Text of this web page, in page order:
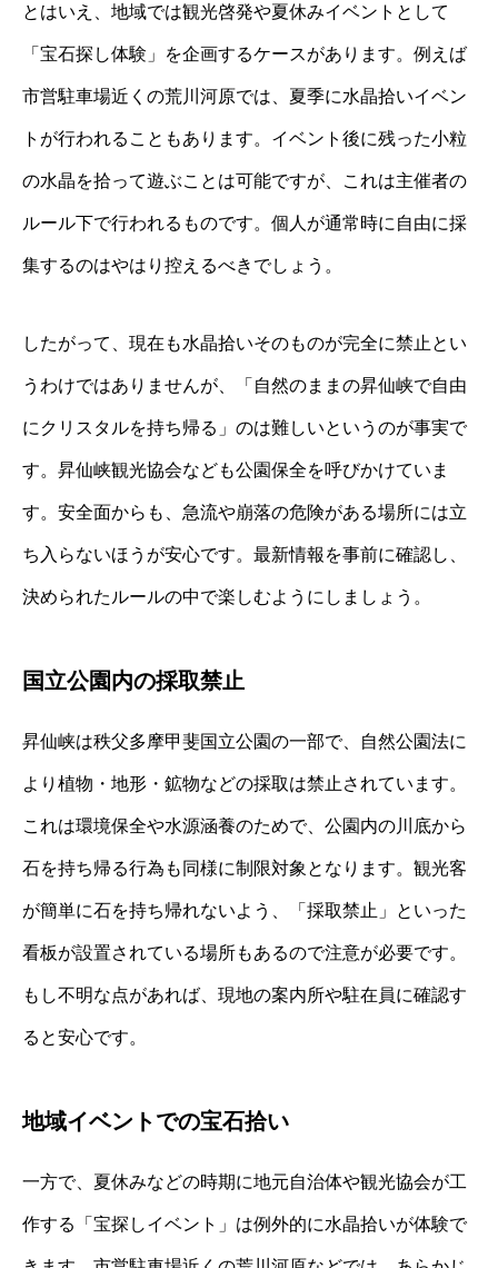
とはいえ、地域では観光啓発や夏休みイベントとして
「宝石探し体験」を企画するケースがあります。例えば
市営駐車場近くの荒川河原では、夏季に水晶拾いイベン
トが行われることもあります。イベント後に残った小粒
の水晶を拾って遊ぶことは可能ですが、これは主催者の
ルール下で行われるものです。個人が通常時に自由に採
集するのはやはり控えるべきでしょう。
したがって、現在も水晶拾いそのものが完全に禁止とい
うわけではありませんが、「自然のままの昇仙峡で自由
にクリスタルを持ち帰る」のは難しいというのが事実で
す。昇仙峡観光協会なども公園保全を呼びかけていま
す。安全面からも、急流や崩落の危険がある場所には立
ち入らないほうが安心です。最新情報を事前に確認し、
決められたルールの中で楽しむようにしましょう。
国立公園内の採取禁止
昇仙峡は秩父多摩甲斐国立公園の一部で、自然公園法に
より植物・地形・鉱物などの採取は禁止されています。
これは環境保全や水源涵養のためで、公園内の川底から
石を持ち帰る行為も同様に制限対象となります。観光客
が簡単に石を持ち帰れないよう、「採取禁止」といった
看板が設置されている場所もあるので注意が必要です。
もし不明な点があれば、現地の案内所や駐在員に確認す
ると安心です。
地域イベントでの宝石拾い
一方で、夏休みなどの時期に地元自治体や観光協会が工
作する「宝探しイベント」は例外的に水晶拾いが体験で